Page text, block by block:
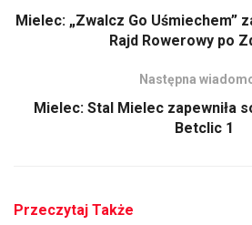
Mielec: „Zwalcz Go Uśmiechem”
Rajd Rowerowy po
Następna
Mielec: Stal Mielec zapewniła
Betclic 1
Przeczytaj Także